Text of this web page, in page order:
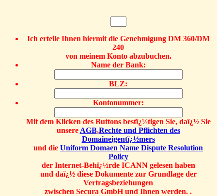
Ich erteile Ihnen hiermit die Genehmigung DM 360/DM
240
von meinem Konto abzubuchen.
Name der Bank:
BLZ:
Kontonummer:
Mit dem Klicken des Buttons bestï¿½tigen Sie, daï¿½ Sie
unsere AGB,Rechte und Pflichten des
Domaineigentï¿½mers
und die Uniform Domaen Name Dispute Resolution
Policy
der Internet-Behï¿½rde ICANN gelesen haben
und daï¿½ diese Dokumente zur Grundlage der
Vertragsbeziehungen
zwischen Secura GmbH und Ihnen werden. .